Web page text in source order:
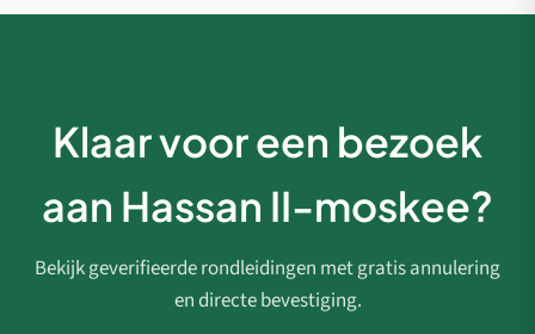
Klaar voor een bezoek
aan Hassan II-moskee?
Bekijk geverifieerde rondleidingen met gratis annulering
en directe bevestiging.